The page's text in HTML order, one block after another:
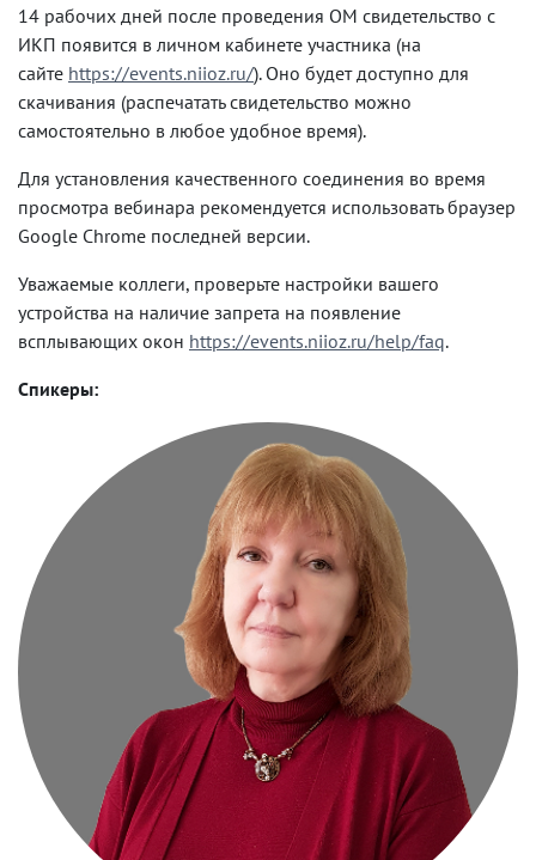
14 рабочих дней после проведения ОМ свидетельство с
ИКП появится в личном кабинете участника (на
сайте https://events.niioz.ru/). Оно будет доступно для
скачивания (распечатать свидетельство можно
самостоятельно в любое удобное время).
Для установления качественного соединения во время
просмотра вебинара рекомендуется использовать браузер
Google Chrome последней версии.
Уважаемые коллеги, проверьте настройки вашего
устройства на наличие запрета на появление
всплывающих окон https://events.niioz.ru/help/faq.
Спикеры: